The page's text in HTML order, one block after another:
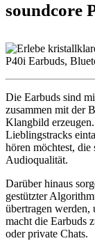
soundcore
Die Earbuds sind
zusammen mit der
Klangbild
Lieblingstracks
hören möchtest, die
Audioqualität.
Darüber hinaus
gestützter
übertragen werden,
macht die Earbuds
oder private Chats.